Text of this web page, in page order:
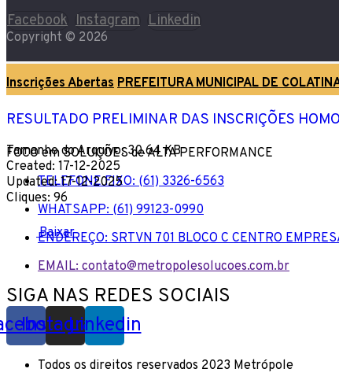
FOCO em SOLUÇÕES de ALTA PERFORMANCE
TELEFONE FIXO: (61) 3326-6563
WHATSAPP: (61) 99123-0990
ENDEREÇO: SRTVN 701 BLOCO C CENTRO
EMAIL: contato@metropolesolucoes.com.br
SIGA NAS REDES SOCIAIS
Instagram
Linkedin
Todos os direitos reservados 2023 Metrópole
Facebook Instagram Linkedin
Copyright © 2026
Inscrições Abertas PREFEITURA MUNICIPAL DE
RESULTADO PRELIMINAR DAS INSCRIÇÕES
Tamanho do Arquivo: 30.64 KB
Created: 17-12-2025
Updated: 17-12-2025
Cliques: 96
Baixar